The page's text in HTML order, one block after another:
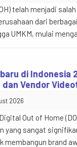
telah menjadi
dari
UMKM, mulai
banyak calon
di Indonesia
Vendor
2026
Out of Home
yang sangat
membangun brand